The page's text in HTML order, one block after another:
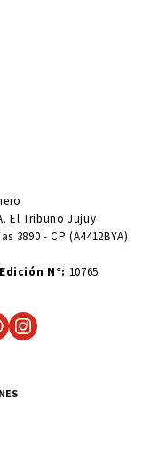
El Tribuno Jujuy
3890 - CP (A4412BYA)
Edición N°: 10765